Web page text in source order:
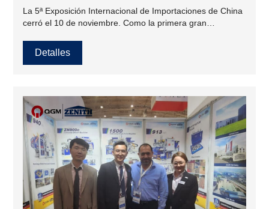
La 5ª Exposición Internacional de Importaciones de China
cerró el 10 de noviembre. Como la primera gran
Congreso Nacional del Partido, ha atraído a un gran
número de empresas nacionales y extranjeras de alta
"una plataforma para promover la alta calidad". apertura
de nivel,
Detalles